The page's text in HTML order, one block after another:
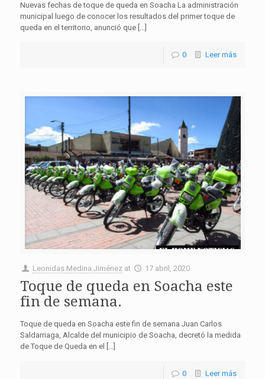
Nuevas fechas de toque de queda en Soacha La administración
municipal luego de conocer los resultados del primer toque de
queda en el territorio, anunció que […]
0 Leer más
Leonidas Medina Jiménez at 17 abril, 2020
Toque de queda en Soacha este
fin de semana.
Toque de queda en Soacha este fin de semana Juan Carlos
Saldarriaga, Alcalde del municipio de Soacha, decretó la medida
de Toque de Queda en el […]
0 Leer más